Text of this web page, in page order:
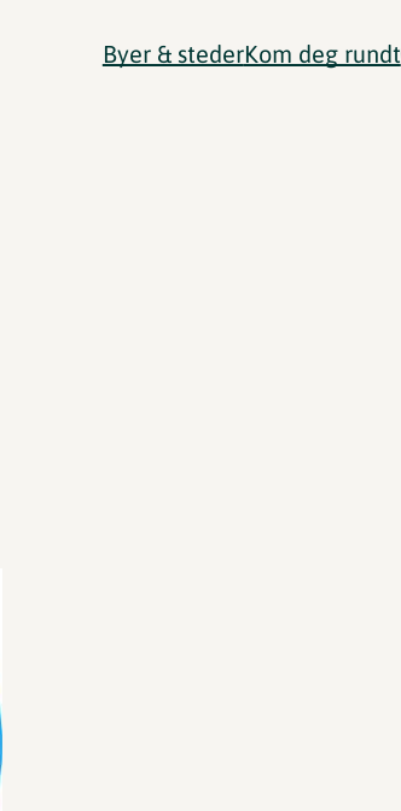
Byer & stederKom deg rundt